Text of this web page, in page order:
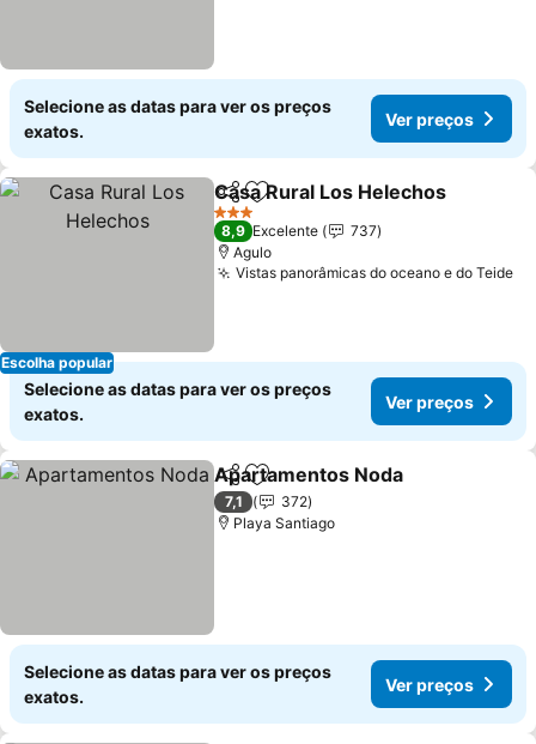
Selecione as datas para ver os preços
exatos.
Ver preços
Escolha popular
PartilharAdicionar aos favoritos
Casa Rural Los Helechos
3 Estrelas
8,9 Excelente
737
Agulo
Vistas panorâmicas do oceano e do Teide
Selecione as datas para ver os preços
exatos.
Ver preços
PartilharAdicionar aos favoritos
Apartamentos Noda
7,1
372
Playa Santiago
Selecione as datas para ver os preços
exatos.
Ver preços